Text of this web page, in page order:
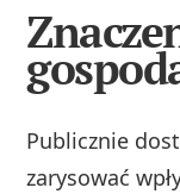
Publicznie
zarysować